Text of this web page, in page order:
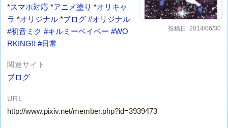
投稿日: 2014/06/30
*スマホ対応 *アニメ塗り *オリキャ
ラ *オリジナル *ブログ #オリジナル
#初音ミク #キルミーベイベー #WO
RKING!! #日常
関連サイト
ブログ
URL
http://www.pixiv.net/member.php?id=3939473